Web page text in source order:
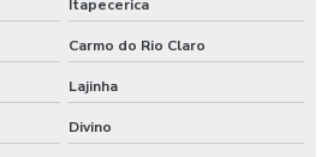
Itapecerica
Carmo do Rio Claro
Lajinha
Divino